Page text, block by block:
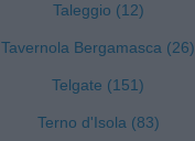
Taleggio (12)
Tavernola Bergamasca (26)
Telgate (151)
Terno d'Isola (83)